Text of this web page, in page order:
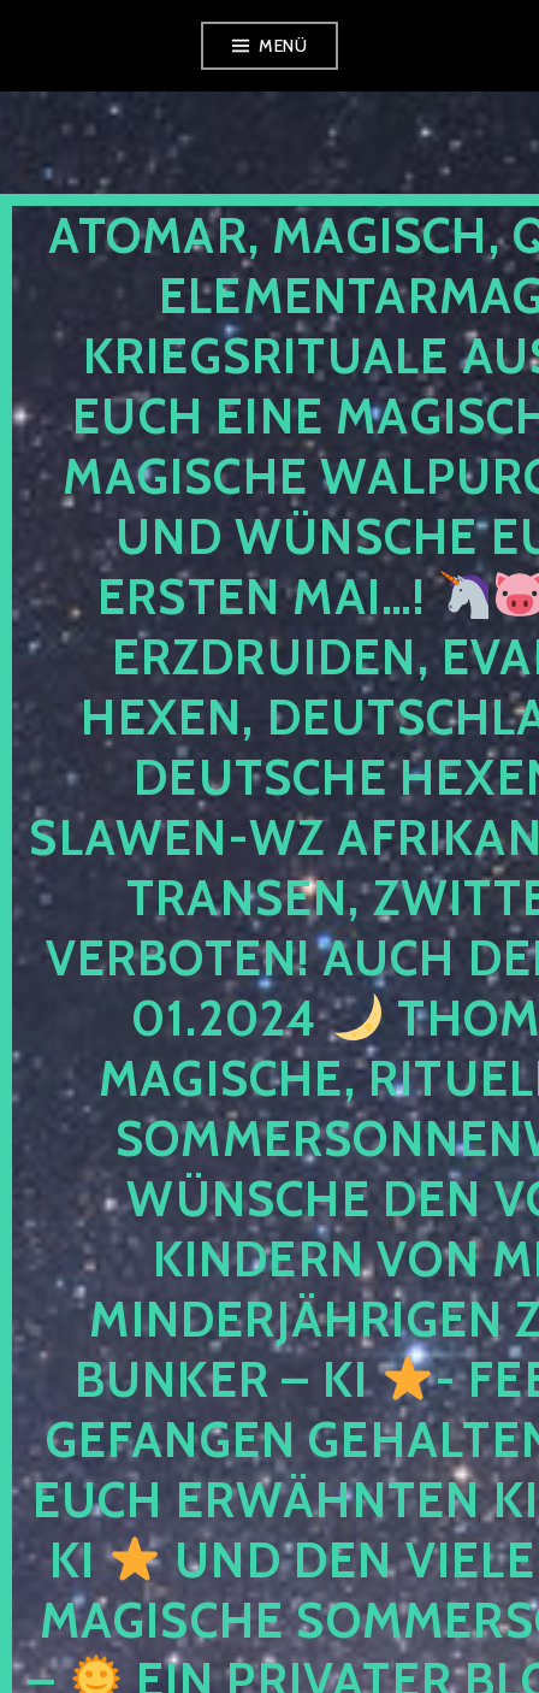
springen
MENÜ
ATOMAR, MAGISCH,
KRIEGSRITUALE
EUCH EINE
MAGISCHE
UND WÜNSCHE
ERSTEN MAI…!
ERZDRUIDEN,
HEXEN,
DEUTSCHE
SLAWEN-WZ
TRANSEN,
VERBOTEN! AUCH
01.2024
MAGISCHE,
WÜNSCHE DEN
KINDERN VON
MINDERJÄHRIGEN
BUNKER – KI
-
GEFANGEN
EUCH ERWÄHNTEN
KI
UND DEN
MAGISCHE
–
EIN PRIVATER